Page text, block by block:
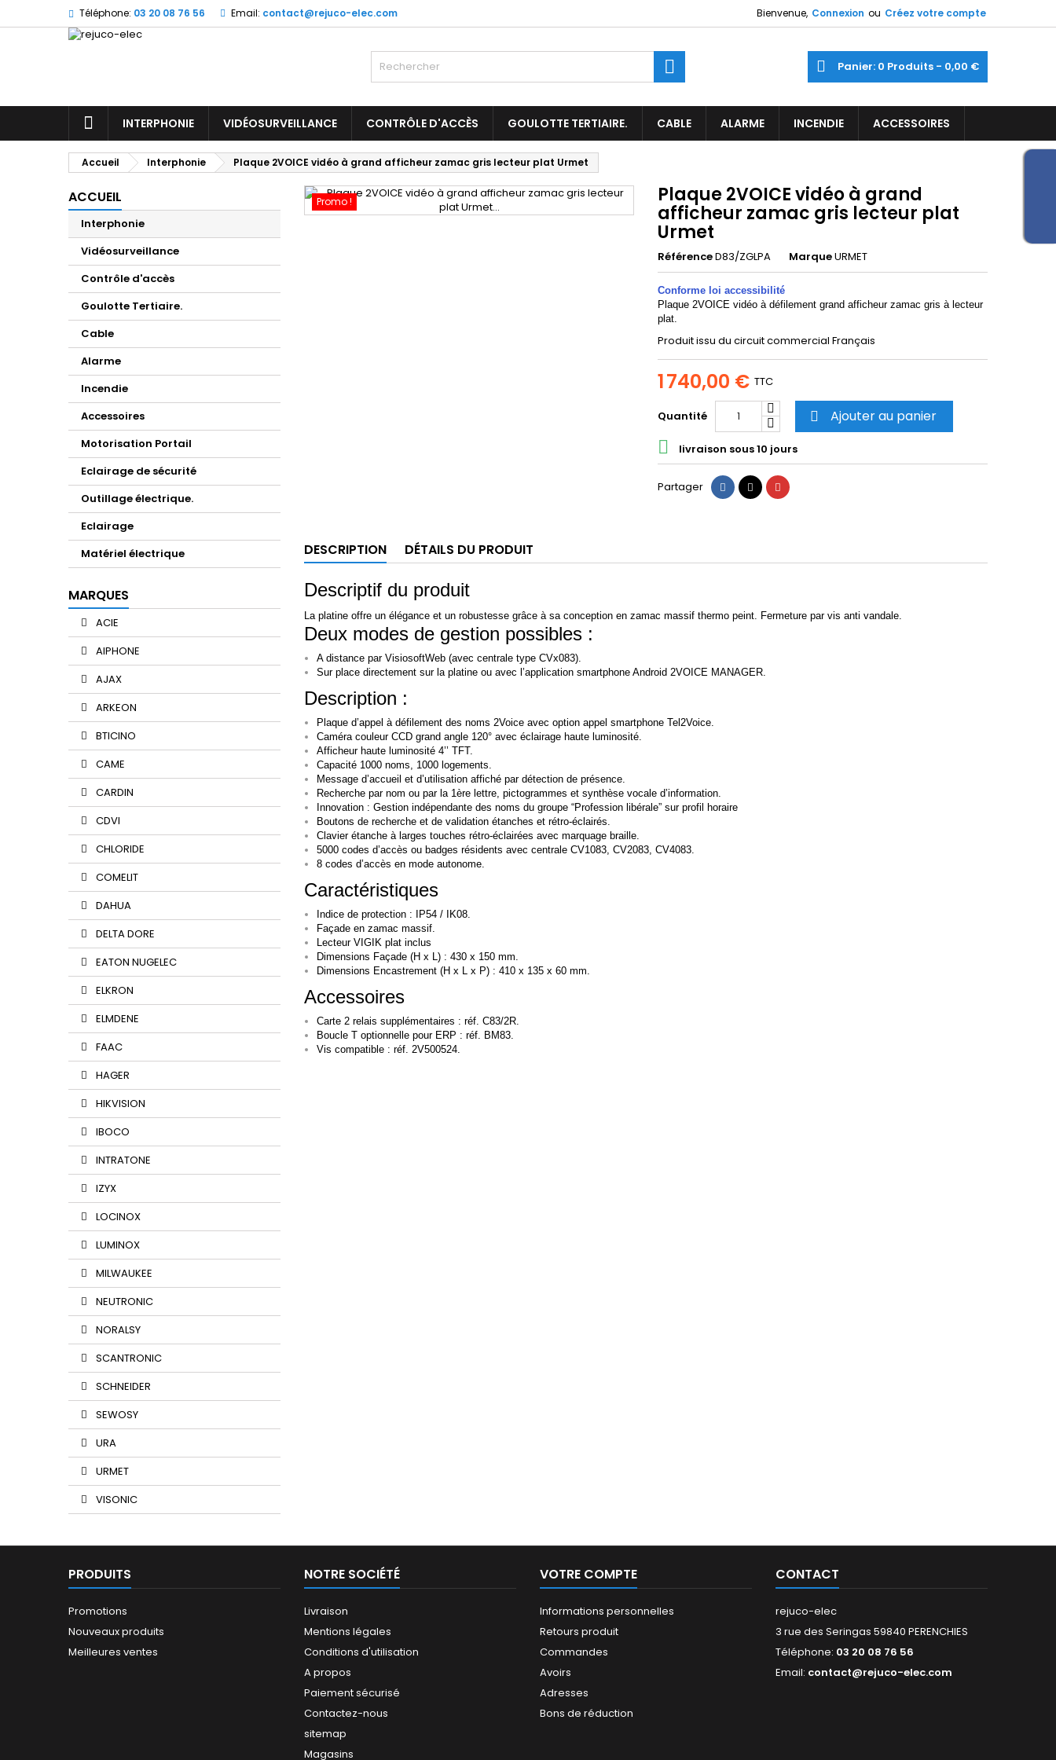
Téléphone: 03 20 08 76 56 Email: contact@rejuco-elec.com Bienvenue, Connexion ou Créez votre compte
Panier 0 Produits - 0,00 €
ACCUEILINTERPHONIE VIDÉOSURVEILLANCE CONTRÔLE D'ACCÈS GOULOTTE TERTIAIRE. CABLE ALARME INCENDIE ACCESSOIRES
Accueil Interphonie Plaque 2VOICE vidéo à grand afficheur zamac gris lecteur plat Urmet
ACCUEIL
Interphonie
Vidéosurveillance
Contrôle d'accès
Goulotte Tertiaire.
Cable
Alarme
Incendie
Accessoires
Motorisation Portail
Eclairage de sécurité
Outillage électrique.
Eclairage
Matériel électrique
MARQUES
ACIE
AIPHONE
AJAX
ARKEON
BTICINO
CAME
CARDIN
CDVI
CHLORIDE
COMELIT
DAHUA
DELTA DORE
EATON NUGELEC
ELKRON
ELMDENE
FAAC
HAGER
HIKVISION
IBOCO
INTRATONE
IZYX
LOCINOX
LUMINOX
MILWAUKEE
NEUTRONIC
NORALSY
SCANTRONIC
SCHNEIDER
SEWOSY
URA
URMET
VISONIC
Promo ! Plaque 2VOICE vidéo à grand
afficheur zamac gris lecteur plat
Urmet
RéférenceD83/ZGLPA MarqueURMET
Conforme loi accessibilité
Plaque 2VOICE vidéo à défilement grand afficheur zamac gris à lecteur
plat.
Produit issu du circuit commercial Français
1 740,00 € TTC
Quantité  Ajouter au panier
 livraison sous 10 jours
Partager PartagerTweet Pinterest
DESCRIPTION DÉTAILS DU PRODUIT
Descriptif du produit
La platine offre un élégance et un robustesse grâce à sa conception en zamac massif thermo peint. Fermeture par vis anti vandale.
Deux modes de gestion possibles :
A distance par VisiosoftWeb (avec centrale type CVx083).
Sur place directement sur la platine ou avec l’application smartphone Android 2VOICE MANAGER.
Description :
Plaque d’appel à défilement des noms 2Voice avec option appel smartphone Tel2Voice.
Caméra couleur CCD grand angle 120° avec éclairage haute luminosité.
Afficheur haute luminosité 4’’ TFT.
Capacité 1000 noms, 1000 logements.
Message d’accueil et d’utilisation affiché par détection de présence.
Recherche par nom ou par la 1ère lettre, pictogrammes et synthèse vocale d’information.
Innovation : Gestion indépendante des noms du groupe “Profession libérale” sur profil horaire
Boutons de recherche et de validation étanches et rétro-éclairés.
Clavier étanche à larges touches rétro-éclairées avec marquage braille.
5000 codes d’accès ou badges résidents avec centrale CV1083, CV2083, CV4083.
8 codes d’accès en mode autonome.
Caractéristiques
Indice de protection : IP54 / IK08.
Façade en zamac massif.
Lecteur VIGIK plat inclus
Dimensions Façade (H x L) : 430 x 150 mm.
Dimensions Encastrement (H x L x P) : 410 x 135 x 60 mm.
Accessoires
Carte 2 relais supplémentaires : réf. C83/2R.
Boucle T optionnelle pour ERP : réf. BM83.
Vis compatible : réf. 2V500524.
PRODUITS
Promotions
Nouveaux produits
Meilleures ventes
NOTRE SOCIÉTÉ
Livraison
Mentions légales
Conditions d'utilisation
A propos
Paiement sécurisé
Contactez-nous
sitemap
Magasins
VOTRE COMPTE
Informations personnelles
Retours produit
Commandes
Avoirs
Adresses
Bons de réduction
CONTACT
rejuco-elec
3 rue des Seringas 59840 PERENCHIES
Téléphone: 03 20 08 76 56
Email: contact@rejuco-elec.com
Mes listes d'envies
add_circle_outline
Créer une nouvelle liste
((title))
((cancelText))
Connexion
Vous devez être connecté pour ajouter des produits à votre liste
((cancelText))